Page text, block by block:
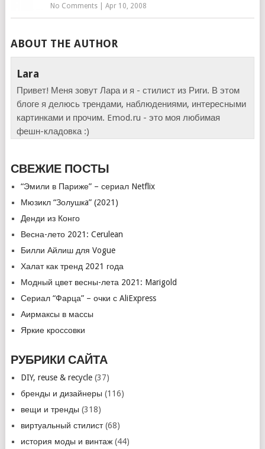
No Comments| Apr 10, 2008
ABOUT THE AUTHOR
Lara
Привет! Меня зовут Лара и я - стилист из Риги. В этом
блоге я делюсь трендами, наблюдениями, интересными
картинками и прочим. Emod.ru - это моя любимая
фешн-кладовка :)
СВЕЖИЕ ПОСТЫ
“Эмили в Париже” – сериал Netflix
Мюзикл “Золушкa” (2021)
Денди из Конго
Весна-лето 2021: Cerulean
Билли Айлиш для Vogue
Халат как тренд 2021 года
Модный цвет весны-лета 2021: Marigold
Сериал “Фарца” – очки с AliExpress
Аирмаксы в массы
Яркие кроссовки
РУБРИКИ САЙТА
DIY, reuse & recycle(37)
бренды и дизайнеры (116)
вещи и тренды (318)
виртуальный стилист(68)
история моды и винтаж(44)